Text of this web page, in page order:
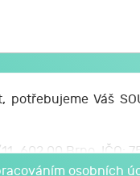
které v průběhu
Váš
602 00 Brno, IČO:
údajů, které jsem
osobních